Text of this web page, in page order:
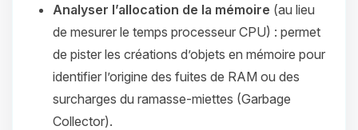
Analyser l’allocation de la mémoire (au lieu
de mesurer le temps processeur CPU) : permet
de pister les créations d’objets en mémoire pour
identifier l’origine des fuites de RAM ou des
surcharges du ramasse-miettes (Garbage
Collector).